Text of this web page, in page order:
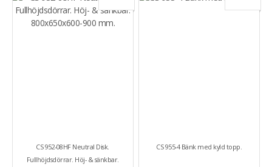
CS 952-08HF Neutral Disk.
Fullhöjdsdörrar. Höj- & sänkbar.
CS 955-4 Bänk med kyld topp.